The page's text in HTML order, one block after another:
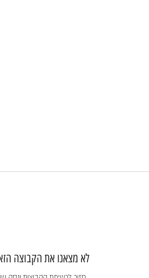
לא מצאנו את הקבוצה